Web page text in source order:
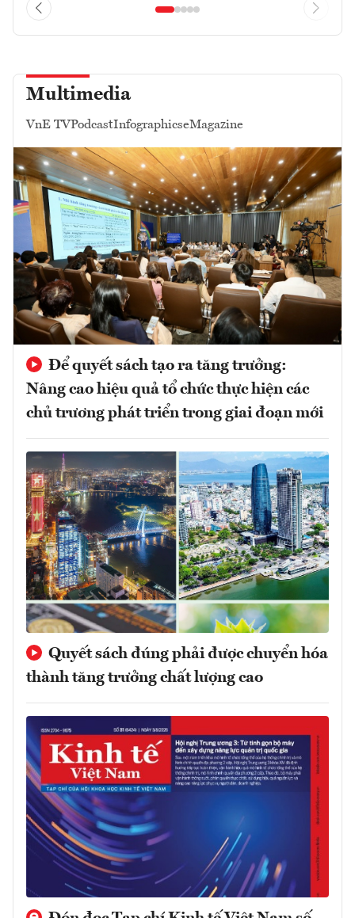
Multimedia
VnE TVPodcastInfographicseMagazine
Để quyết sách tạo ra tăng trưởng:
Nâng cao hiệu quả tổ chức thực hiện các
chủ trương phát triển trong giai đoạn mới
Quyết sách đúng phải được chuyển hóa
thành tăng trưởng chất lượng cao